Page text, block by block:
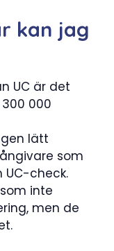
kan jag
UC är det
000
lätt
som
check.
inte
men de